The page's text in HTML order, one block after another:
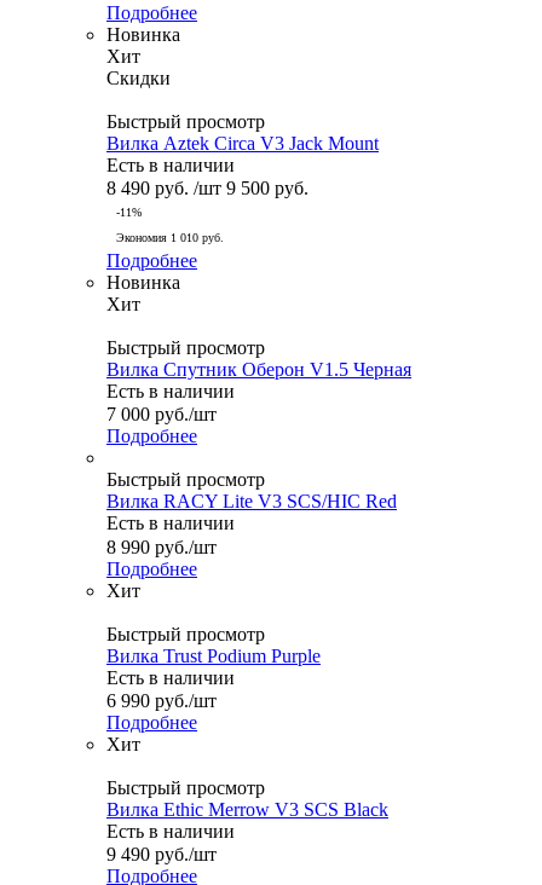
Подробнее
Новинка
Хит
Скидки
Быстрый просмотр
Вилка Aztek Circa V3 Jack Mount
Есть в наличии
8 490 руб. /шт 9 500 руб.
-11%
Экономия 1 010 руб.
Подробнее
Новинка
Хит
Быстрый просмотр
Вилка Спутник Оберон V1.5 Черная
Есть в наличии
7 000 руб./шт
Подробнее
Быстрый просмотр
Вилка RACY Lite V3 SCS/HIC Red
Есть в наличии
8 990 руб./шт
Подробнее
Хит
Быстрый просмотр
Вилка Trust Podium Purple
Есть в наличии
6 990 руб./шт
Подробнее
Хит
Быстрый просмотр
Вилка Ethic Merrow V3 SCS Black
Есть в наличии
9 490 руб./шт
Подробнее